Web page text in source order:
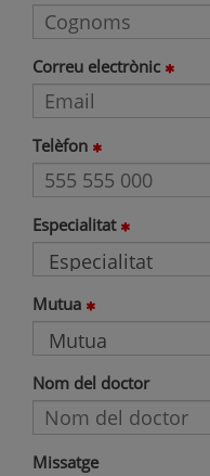
Correu electrònic
Telèfon
Especialitat
Mutua
Nom del doctor
Missatge